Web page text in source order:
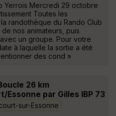
Yerrois Mercredi 29 octobre
Toutes les
randothèque du Rando Club
nos animateurs, puis
un groupe. Pour votre
à laquelle la sortie a été
des cond »
26 km
Essonne par Gilles IBP 73
sur-Essonne